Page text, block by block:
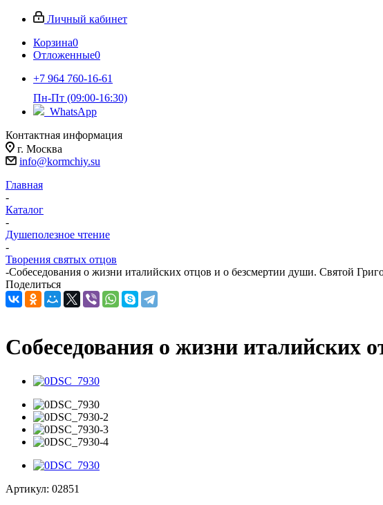
Личный кабинет
Корзина0
Отложенные0
+7 964 760-16-61
Пн-Пт (09:00-16:30)
WhatsApp
Контактная информация
г. Москва
info@kormchiy.su
Главная
-
Каталог
-
Душеполезное чтение
-
Творения святых отцов
-Собеседования о жизни италийских отцов и о безсмертии души. Святой
Поделиться
Собеседования о жизни италийских
Артикул: 02851